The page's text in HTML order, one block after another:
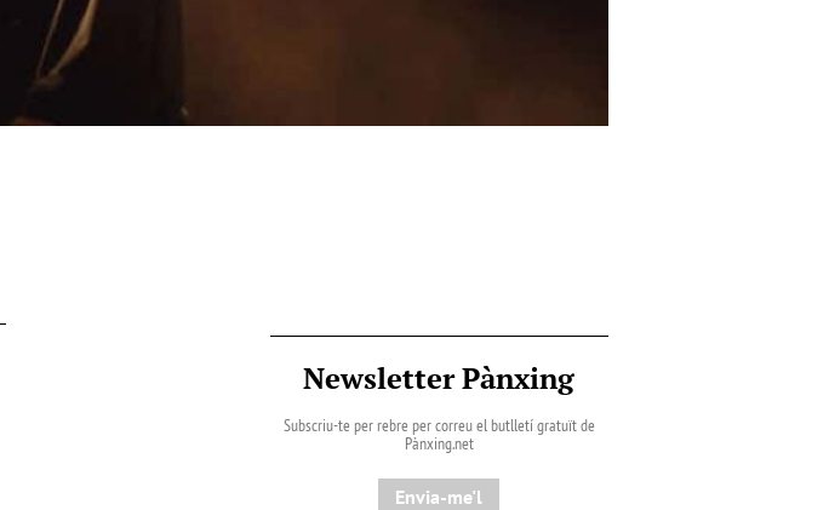
Newsletter Pànxing
Subscriu-te per rebre per correu el butlletí gratuït de
Pànxing.net​
Envia-me'l